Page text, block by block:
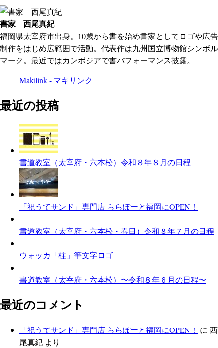
書家 西尾真紀
福岡県太宰府市出身。10歳から書を始め書家としてロゴや広告
制作をはじめ広範囲で活動。代表作は九州国立博物館シンボル
マーク。最近ではカンボジアで書パフォーマンス披露。
Makilink - マキリンク
最近の投稿
書道教室（太宰府・六本松）令和８年８月の日程
「祝うてサンド」専門店 ららぽーと福岡にOPEN！
書道教室（太宰府・六本松・春日）令和８年７月の日程
ウォッカ「柱」筆文字ロゴ
書道教室（太宰府・六本松）〜令和８年６月の日程〜
最近のコメント
「祝うてサンド」専門店 ららぽーと福岡にOPEN！ に 西
尾真紀 より